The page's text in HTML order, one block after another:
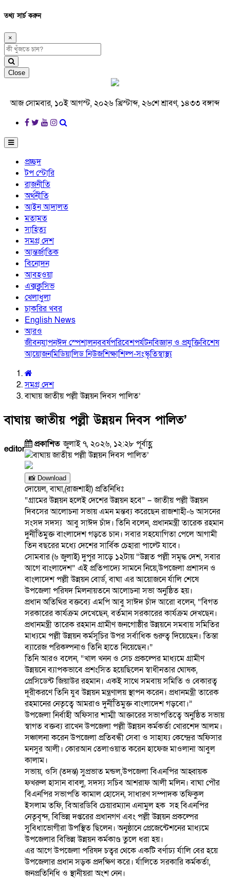
তথ্য সার্চ করুন
×
Close
আজ সোমবার, ১০ই আগস্ট, ২০২৬ খ্রিস্টাব্দ, ২৬শে শ্রাবণ, ১৪৩৩ বঙ্গাব্দ
প্রচ্ছদ
টপ স্টোরি
রাজনীতি
অর্থনীতি
আইন আদালত
মতামত
সাহিত্য
সমগ্র দেশ
আন্তর্জাতিক
বিনোদন
আবহওয়া
এক্সক্লুসিভ
খেলাধুলা
চাকরির খবর
English News
আরও
জীবনযাপনঈদ স্পেশালনববর্ষপরিবেশপর্যটনবিজ্ঞান ও প্রযুক্তিবিশেষ
আয়োজনমিডিয়ালিড নিউজশিক্ষাশিল্প-সংস্কৃতিস্বাস্থ্য
সমগ্র দেশ
বাঘায় জাতীয় পল্লী উন্নয়ন দিবস পালিত’
বাঘায় জাতীয় পল্লী উন্নয়ন দিবস পালিত’
editor প্রকাশিতজুলাই ৭, ২০২৬, ১২:২৮ পূর্বাহ্ণ
📸 Download
দোয়েল, বাঘা,(রাজশাহী) প্রতিনিধিঃ
“গ্রামের উন্নয়ন হলেই দেশের উন্নয়ন হবে” – জাতীয় পল্লী উন্নয়ন
দিবসের আলোচনা সভায় এমন মন্তব্য করেছেন রাজশাহী-৬ আসনের
সংসদ সদস্য আবু সাঈদ চাঁদ। তিনি বলেন, প্রধানমন্ত্রী তারেক রহমান
দুর্নীতিমুক্ত বাংলাদেশ গড়তে চান। সবার সহযোগিতা পেলে আগামী
তিন বছরের মধ্যে দেশের সার্বিক চেহারা পাল্টে যাবে।
সোমবার (৬ জুলাই) দুপুর সাড়ে ১২টায় “উন্নত পল্লী সমৃদ্ধ দেশ, সবার
আগে বাংলাদেশ” এই প্রতিপাদ্যে সামনে নিয়ে,উপজেলা প্রশাসন ও
বাংলাদেশ পল্লী উন্নয়ন বোর্ড, বাঘা এর আয়োজনে র্যালি শেষে
উপজেলা পরিষদ মিলনায়তনে আলোচনা সভা অনুষ্ঠিত হয়।
প্রধান অতিথির বক্তব্যে এমপি আবু সাঈদ চাঁদ আরো বলেন, “বিগত
সরকারের কার্যক্রম দেখেছেন, বর্তমান সরকারের কার্যক্রম দেখছেন।
প্রধানমন্ত্রী তারেক রহমান গ্রামীণ জনগোষ্ঠীর উন্নয়নে সমবায় সমিতির
মাধ্যমে পল্লী উন্নয়ন কর্মসূচির উপর সর্বাধিক গুরুত্ব দিয়েছেন। তিস্তা
ব্যারেজ পরিকল্পনাও তিনি হাতে নিয়েছেন।”
তিনি আরও বলেন, “খাল খনন ও সেচ প্রকল্পের মাধ্যমে গ্রামীণ
উন্নয়নে ব্যাপকভাবে প্রশংসিত হয়েছিলেন স্বাধীনতার ঘোষক,
প্রেসিডেন্ট জিয়াউর রহমান। একই সাথে সমবায় সমিতি ও বেকারত্ব
দূরীকরণে তিনি যুব উন্নয়ন মন্ত্রণালয় স্থাপন করেন। প্রধানমন্ত্রী তারেক
রহমানের নেতৃত্বে আমরাও দুর্নীতিমুক্ত বাংলাদেশ গড়বো।”
উপজেলা নির্বাহী অফিসার শাম্মী আক্তারের সভাপতিত্বে অনুষ্ঠিত সভায়
স্বাগত বক্তব্য রাখেন উপজেলা পল্লী উন্নয়ন কর্মকর্তা খোরশেদ আলম।
সঞ্চালনা করেন উপজেলা প্রতিবন্ধী সেবা ও সাহায্য কেন্দ্রের অফিসার
মনসুর আলী। কোরআন তেলাওয়াত করেন হাফেজ মাওলানা আবুল
কালাম।
সভায়, ওসি (তদন্ত) সুপ্রভাত মন্ডল,উপজেলা বিএনপির আহ্বায়ক
ফখরুল হাসান বাবলু, সদস্য সচিব আশরাফ আলী মলিন। বাঘা পৌর
বিএনপির সভাপতি কামাল হোসেন, সাধারণ সম্পাদক তফিকুল
ইসলাম তফি, বিআরডিবি চেয়ারম্যান এনামুল হক সহ বিএনপির
নেতৃবৃন্দ, বিভিন্ন দপ্তরের প্রধানগণ এবং পল্লী উন্নয়ন প্রকল্পের
সুবিধাভোগীরা উপস্থিত ছিলেন। অনুষ্ঠানে প্রেজেন্টেশনের মাধ্যমে
উপজেলার বিভিন্ন উন্নয়ন কর্মকাণ্ড তুলে ধরা হয়।
এর আগে উপজেলা পরিষদ চত্বর থেকে একটি বর্ণাঢ্য র্যালি বের হয়ে
উপজেলার প্রধান সড়ক প্রদক্ষিণ করে। র্যালিতে সরকারি কর্মকর্তা,
জনপ্রতিনিধি ও স্থানীয়রা অংশ নেন।